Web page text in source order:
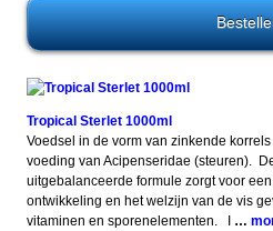
Tropical Sterlet 1000ml
Voedsel in de vorm van zinkende
voeding van Acipenseridae (steuren).
uitgebalanceerde formule zorgt voor
ontwikkeling en het welzijn van de vis
vitaminen en sporenelementen. I
…